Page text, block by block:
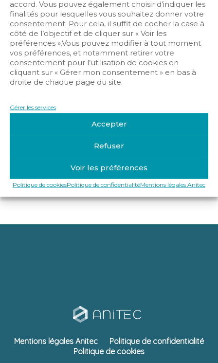
accord. Vous pouvez également choisir d’indiquer les
finalités pour lesquelles vous souhaitez donner votre
consentement. Pour cela, il suffit de cocher la case à
côté de l’objectif et de cliquer sur « Voir les
préférences ».Vous pouvez modifier à tout moment
vos préférences, et notamment retirer votre
consentement pour l’utilisation de cookies en
cliquant sur « Gérer mon consentement » en bas à
droite de chaque page du site.
Gérer les services
Accepter
Refuser
Voir les préférences
Politique de cookiesPolitique de confidentialitéMentions légales Anitec
Domotique/IOT
Infrastructure Réseaux
Sécurité incendie
Vidéosurveillance
13 rue Port Bp 4 25200 Montbéliard
https://www.eite-strasser.fr/
Mentions légales Anitec
Politique de confidentialité
Politique de cookies